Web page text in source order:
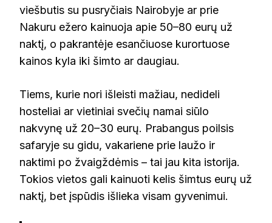
viešbutis su pusryčiais Nairobyje ar prie
Nakuru ežero kainuoja apie 50–80 eurų už
naktį, o pakrantėje esančiuose kurortuose
kainos kyla iki šimto ar daugiau.
Tiems, kurie nori išleisti mažiau, nedideli
hosteliai ar vietiniai svečių namai siūlo
nakvynę už 20–30 eurų. Prabangus poilsis
safaryje su gidu, vakariene prie laužo ir
naktimi po žvaigždėmis – tai jau kita istorija.
Tokios vietos gali kainuoti kelis šimtus eurų už
naktį, bet įspūdis išlieka visam gyvenimui.